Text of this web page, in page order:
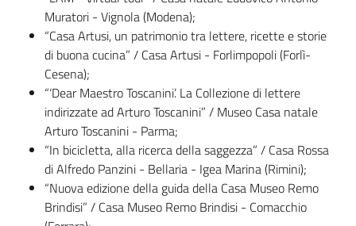
Muratori - Vignola (Modena);
“Casa Artusi, un patrimonio tra lettere, ricette e storie
di buona cucina” / Casa Artusi - Forlimpopoli (Forlì-
Cesena);
“‘Dear Maestro Toscanini’. La Collezione di lettere
indirizzate ad Arturo Toscanini” / Museo Casa natale
Arturo Toscanini - Parma;
“In bicicletta, alla ricerca della saggezza” / Casa Rossa
di Alfredo Panzini - Bellaria - Igea Marina (Rimini);
“Nuova edizione della guida della Casa Museo Remo
Brindisi” / Casa Museo Remo Brindisi - Comacchio